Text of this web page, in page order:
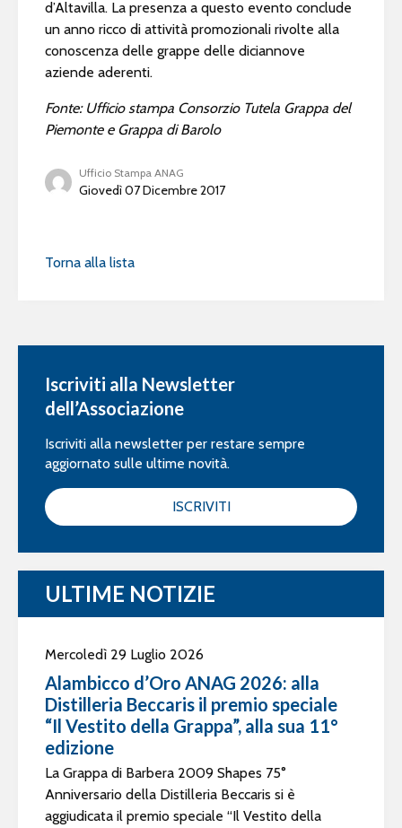
d’Altavilla. La presenza a questo evento conclude
un anno ricco di attività promozionali rivolte alla
conoscenza delle grappe delle diciannove
aziende aderenti.
Fonte: Ufficio stampa Consorzio Tutela Grappa del
Piemonte e Grappa di Barolo
Ufficio Stampa ANAG
Giovedì 07 Dicembre 2017
Torna alla lista
Iscriviti alla Newsletter
dell’Associazione
Iscriviti alla newsletter per restare sempre
aggiornato sulle ultime novità.
ISCRIVITI
ULTIME NOTIZIE
Mercoledì 29 Luglio 2026
Alambicco d’Oro ANAG 2026: alla
Distilleria Beccaris il premio speciale
“Il Vestito della Grappa”, alla sua 11°
edizione
La Grappa di Barbera 2009 Shapes 75°
Anniversario della Distilleria Beccaris si è
aggiudicata il premio speciale “Il Vestito della